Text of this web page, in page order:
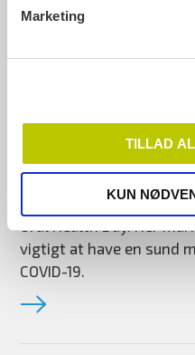
Marketing
TILLAD
KUN
Facebook. Det har
Husk at passe
under COVID-19
PRESSEMEDDELELSE:
Oral Health Day. Her
vigtigt at have en sund
COVID-19.